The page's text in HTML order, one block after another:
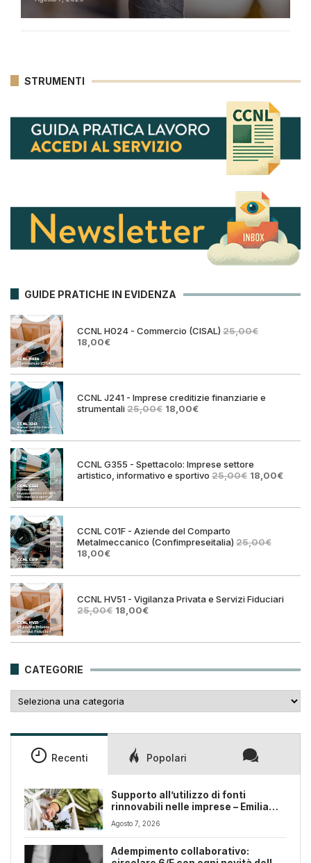
STRUMENTI
GUIDE PRATICHE IN EVIDENZA
CCNL H024 - Commercio (CISAL) 25,00€
Il
era:
18,00€Il
è:
CCNL J241 - Imprese creditizie finanziarie e
strumentali25,00€ Il
era:
18,00€Il
è:
CCNL G355 - Spettacolo: Imprese settore
artistico, informativo e sportivo 25,00€ Il
era:
18,00€Il
è:
CCNL C01F - Aziende del Comparto
Metalmeccanico (Confimpreseitalia) 25,00€
Il
originale
25,00€.
18,00€Il
attuale
18,00€.
CCNL HV51 - Vigilanza Privata e Servizi Fiduciari
25,00€ Il
era:
18,00€Il
è:
CATEGORIE
Recenti Popolari
Supporto all’utilizzo di fonti
rinnovabili nelle imprese – Emilia
Romagna
Agosto 7, 2026
Adempimento collaborativo: